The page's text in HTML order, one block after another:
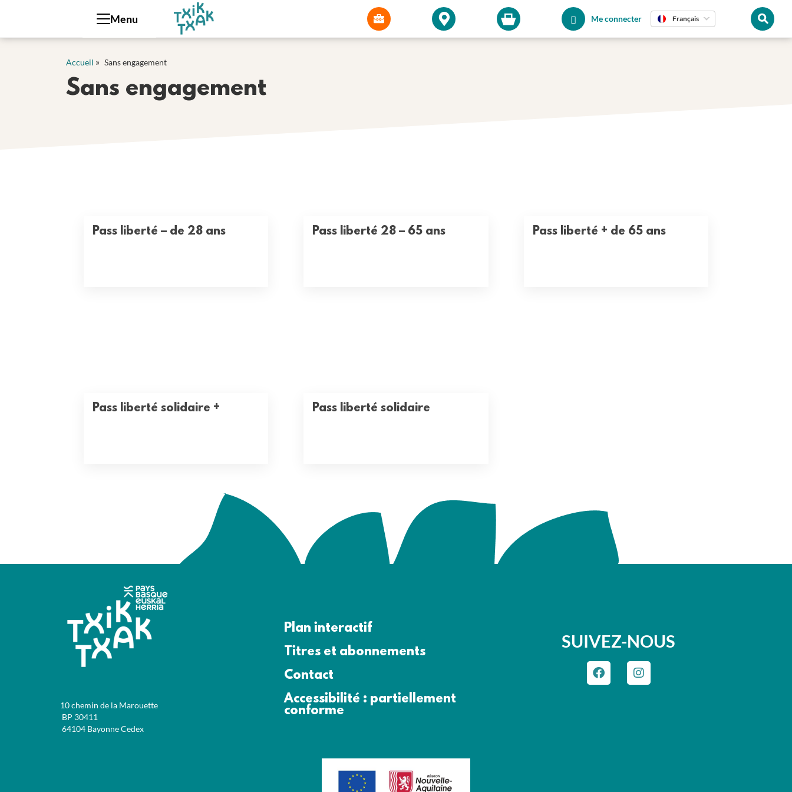
Menu Me connecter Français
Accueil » Sans engagement
Sans engagement
Pass liberté – de 28 ans Pass liberté 28 – 65 ans Pass liberté + de 65 ans
Pass liberté solidaire + Pass liberté solidaire
10 chemin de la Marouette
BP 30411
64104 Bayonne Cedex
Plan interactif
Titres et abonnements
Contact
Accessibilité : partiellement
conforme
SUIVEZ-NOUS